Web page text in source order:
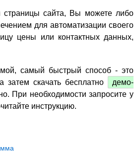
страницы сайта, Вы можете либо
для автоматизации своего
цены или контактных данных,
самый быстрый способ - это
затем скачать бесплатно
демо-
При необходимости запросите у
инструкцию.